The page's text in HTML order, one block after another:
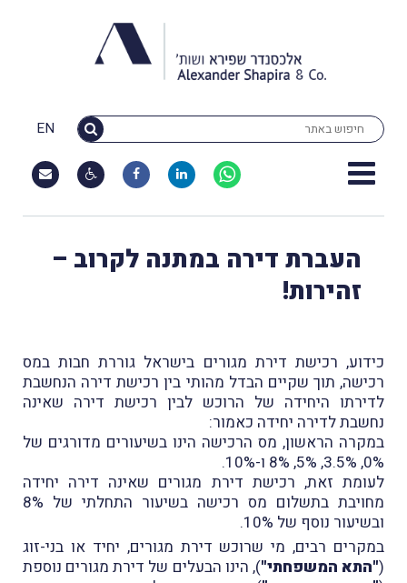
EN
העברת דירה במתנה לקרוב –
זהירות!
כידוע, רכישת דירת מגורים בישראל גוררת חבות במס
רכישה, תוך שקיים הבדל מהותי בין רכישת דירה הנחשבת
לדירתו היחידה של הרוכש לבין רכישת דירה שאינה
נחשבת לדירה יחידה כאמור:
במקרה הראשון, מס הרכישה הינו בשיעורים מדורגים של
0%, 3.5%, 5%, 8% ו-10%.
לעומת זאת, רכישת דירת מגורים שאינה דירה יחידה
מחויבת בתשלום מס רכישה בשיעור התחלתי של 8%
ובשיעור נוסף של 10%.
במקרים רבים, מי שרוכש דירת מגורים, יחיד או בני-זוג
("התא המשפחתי"), הינו הבעלים של דירת מגורים נוספת